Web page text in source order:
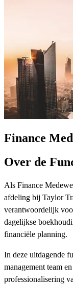
Finance
Over de
Als Finance
afdeling bij Taylor
verantwoordelijk
dagelijkse
financiële planning.
In deze uitdagende
management team
professionalisering